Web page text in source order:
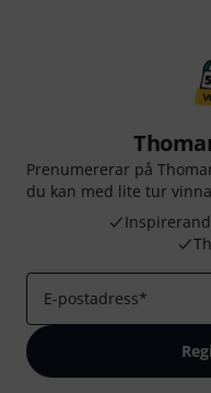
Prenumererar på
du kan med lite tur
E-postadress*